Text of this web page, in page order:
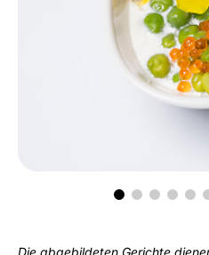
Die abgebildeten Gerichte